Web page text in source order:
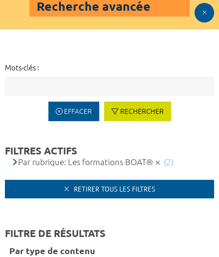
Recherche avancée
Mots-clés :
EFFACER RECHERCHER
FILTRES ACTIFS
Par rubrique: Les formations BOAT® (2)
RETIRER TOUS LES FILTRES
FILTRE DE RÉSULTATS
Par type de contenu